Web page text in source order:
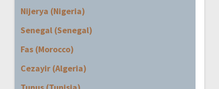
Nijerya (Nigeria)
Senegal (Senegal)
Fas (Morocco)
Cezayir (Algeria)